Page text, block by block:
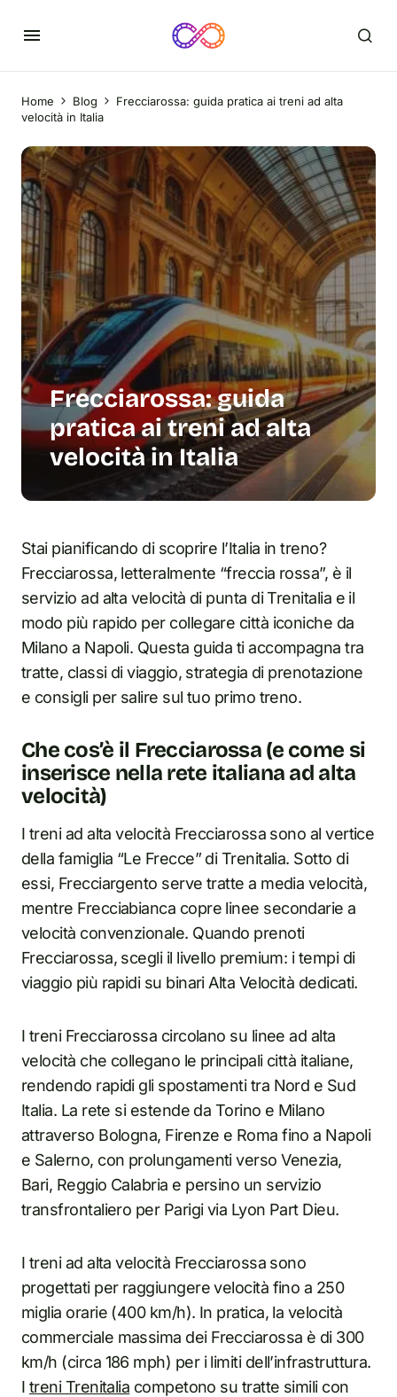
Home Blog
Frecciarossa: guida pratica ai treni ad alta
velocità in Italia
Frecciarossa: guida
pratica ai treni ad alta
velocità in Italia
Stai pianificando di scoprire l’Italia in treno?
Frecciarossa, letteralmente “freccia rossa”, è il
servizio ad alta velocità di punta di Trenitalia e il
modo più rapido per collegare città iconiche da
Milano a Napoli. Questa guida ti accompagna tra
tratte, classi di viaggio, strategia di prenotazione
e consigli per salire sul tuo primo treno.
Che cos’è il Frecciarossa (e come si
inserisce nella rete italiana ad alta
velocità)
I treni ad alta velocità Frecciarossa sono al vertice
della famiglia “Le Frecce” di Trenitalia. Sotto di
essi, Frecciargento serve tratte a media velocità,
mentre Frecciabianca copre linee secondarie a
velocità convenzionale. Quando prenoti
Frecciarossa, scegli il livello premium: i tempi di
viaggio più rapidi su binari Alta Velocità dedicati.
I treni Frecciarossa circolano su linee ad alta
velocità che collegano le principali città italiane,
rendendo rapidi gli spostamenti tra Nord e Sud
Italia. La rete si estende da Torino e Milano
attraverso Bologna, Firenze e Roma fino a Napoli
e Salerno, con prolungamenti verso Venezia,
Bari, Reggio Calabria e persino un servizio
transfrontaliero per Parigi via Lyon Part Dieu.
I treni ad alta velocità Frecciarossa sono
progettati per raggiungere velocità fino a 250
miglia orarie (400 km/h). In pratica, la velocità
commerciale massima dei Frecciarossa è di 300
km/h (circa 186 mph) per i limiti dell’infrastruttura.
I treni Trenitalia competono su tratte simili con